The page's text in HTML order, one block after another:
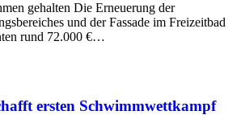
gehalten Die Erneuerung der
und der Fassade im Freizeitbad
rund 72.000 €…
ersten Schwimmwettkampf